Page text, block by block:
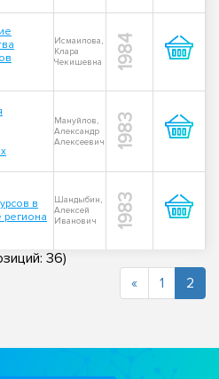
Исмаилова,
Клара
Чекишевна
1984
Мануйлов,
Александр
Алексеевич
1983
в
Шандыбин,
Алексей
Иванович
1983
« 1 2
36)